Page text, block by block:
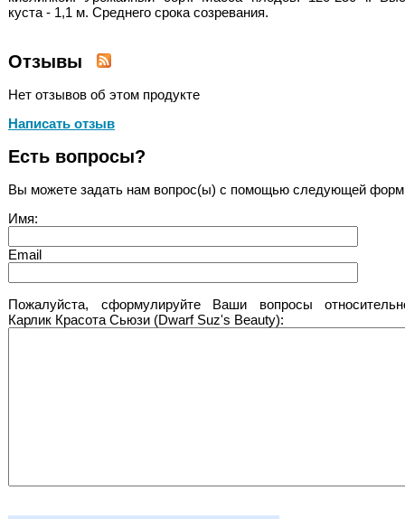
куста - 1,1 м. Среднего срока созревания.
Отзывы
Нет отзывов об этом продукте
Написать отзыв
Есть вопросы?
Вы можете задать нам вопрос(ы) с помощью следующей
Имя:
Email
Пожалуйста, сформулируйте Ваши вопросы
Карлик Красота Сьюзи (Dwarf Suz's Beauty):